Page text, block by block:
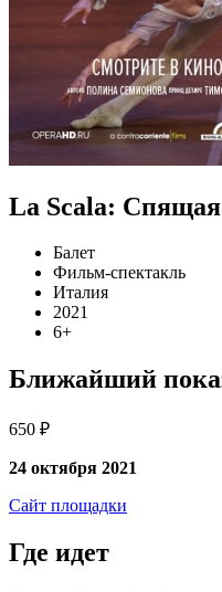
La Scala:
Балет
Фильм-спектакль
Италия
2021
6+
Ближайший
650 ₽
24 октября 2021
Сайт площадки
Где идет